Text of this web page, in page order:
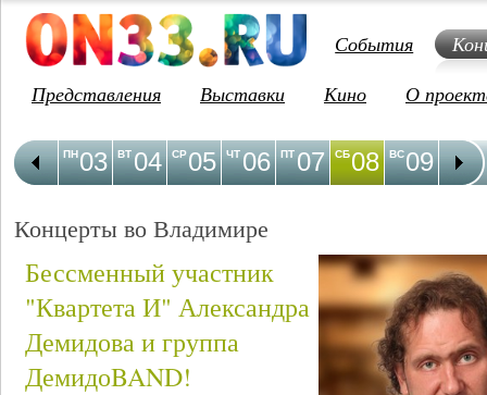
События
Представления
Выставки Кино О
03
ПН 04
ВТ 05
СР 06
ЧТ 07
ПТ 08
СБ 09
ВС 10
ПН
Концерты во Владимире
Бессменный участник
"Квартета И" Александра
Демидова и группа
ДемидоBAND!